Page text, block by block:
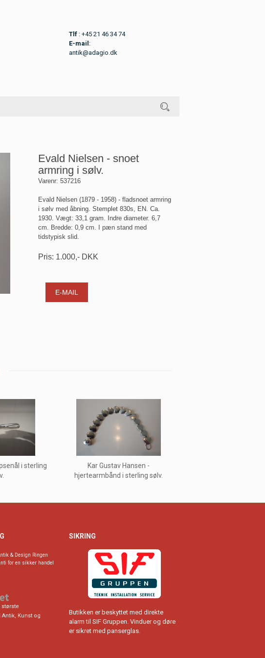
Tlf: +45 21 46 34 74
E-mail :
antik@adagio.dk
Evald Nielsen - snoet
armring i sølv.
Varenr: 537216
Evald Nielsen (1879 - 1958) - fladsnoet armring
i sølv med åbning. Stemplet 830s, EN. Ca.
1930. Vægt: 33,1 gram. Indre diameter. 6,7
cm. Bredde: 0,9 cm. I pæn stand med
tidstypisk slid.
Pris: 1.000,- DKK
E-MAIL
i sterling
Kar Gustav Hansen -
hjertearmbånd i sterling sølv.
& Design Ringen
for en sikker handel
største
Kunst og
SIKRING
Butikken er beskyttet med direkte
alarm til SIF Gruppen. Vinduer og døre
er sikret med panserglas.